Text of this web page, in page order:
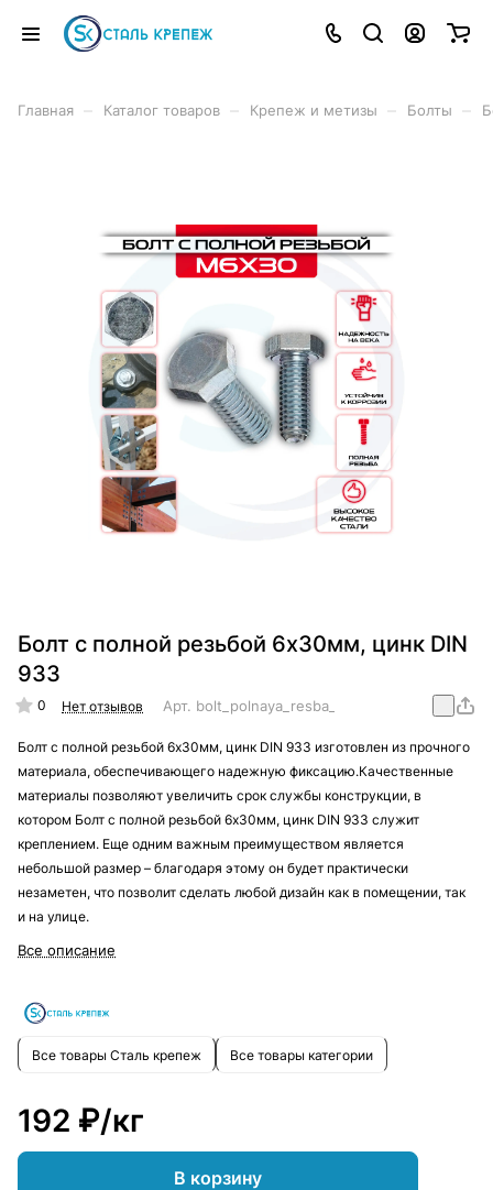
Главная Каталог товаров Крепеж и метизы Болты
Болт с полной резьбой 6х30мм, цинк DIN
933
0 Нет отзывов Арт. bolt_polnaya_resba_din_933_6x30
Болт с полной резьбой 6х30мм, цинк DIN 933 изготовлен из прочного
материала, обеспечивающего надежную фиксацию.Качественные
материалы позволяют увеличить срок службы конструкции, в
котором Болт с полной резьбой 6х30мм, цинк DIN 933 служит
креплением. Еще одним важным преимуществом является
небольшой размер – благодаря этому он будет практически
незаметен, что позволит сделать любой дизайн как в помещении, так
и на улице.
Все описание
Все товары Сталь крепеж Все товары категории
192 ₽/кг
В корзину